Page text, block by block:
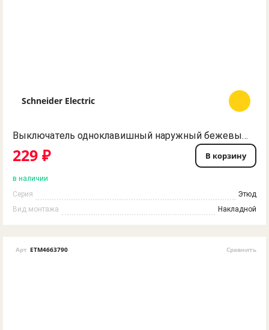
Schneider Electric
Выключатель одноклавишный наружный бежевый сх. 1 ЭТЮД Schneider Electric
229 ₽ В корзину
в наличии
Серия
Этюд
Вид монтажа
Накладной
Арт ETM4663790 Сравнить